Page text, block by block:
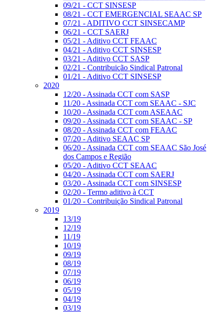
09/21 - CCT SINSESP
08/21 - CCT EMERGENCIAL SEAAC SP
07/21 - ADITIVO CCT SINSECAMP
06/21 - CCT SAERJ
05/21 - Aditivo CCT FEAAC
04/21 - Aditivo CCT SINSESP
03/21 - Aditivo CCT SASP
02/21 - Contribuição Sindical Patronal
01/21 - Aditivo CCT SINSESP
2020
12/20 - Assinada CCT com SASP
11/20 - Assinada CCT com SEAAC - SJC
10/20 - Assinada CCT com ASEAAC
09/20 - Assinada CCT com SEAAC - SP
08/20 - Assinada CCT com FEAAC
07/20 - Aditivo SEAAC SP
06/20 - Assinada CCT com SEAAC São José
dos Campos e Região
05/20 - Aditivo CCT SEAAC
04/20 - Assinada CCT com SAERJ
03/20 - Assinada CCT com SINSESP
02/20 - Termo aditivo à CCT
01/20 - Contribuição Sindical Patronal
2019
13/19
12/19
11/19
10/19
09/19
08/19
07/19
06/19
05/19
04/19
03/19